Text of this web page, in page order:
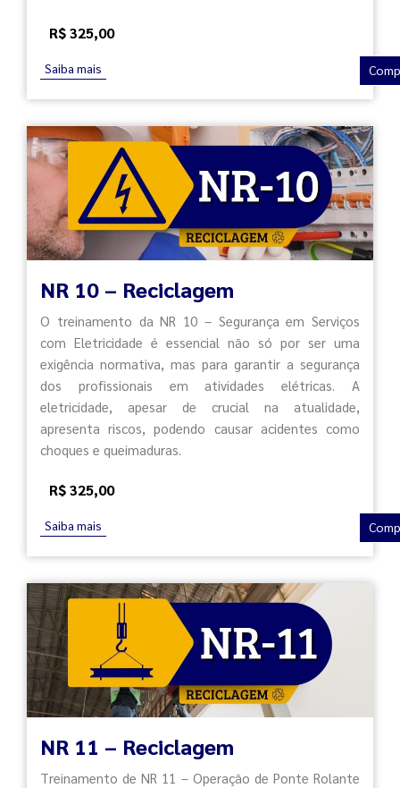
R$ 325,00
Saiba mais
NR 10 – Reciclagem
O treinamento da NR 10 – Segurança em Serviços
com Eletricidade é essencial não só por ser uma
exigência normativa, mas para garantir a segurança
dos profissionais em atividades elétricas. A
eletricidade, apesar de crucial na atualidade,
apresenta riscos, podendo causar acidentes como
choques e queimaduras.
R$ 325,00
Saiba mais
NR 11 – Reciclagem
Treinamento de NR 11 – Operação de Ponte Rolante